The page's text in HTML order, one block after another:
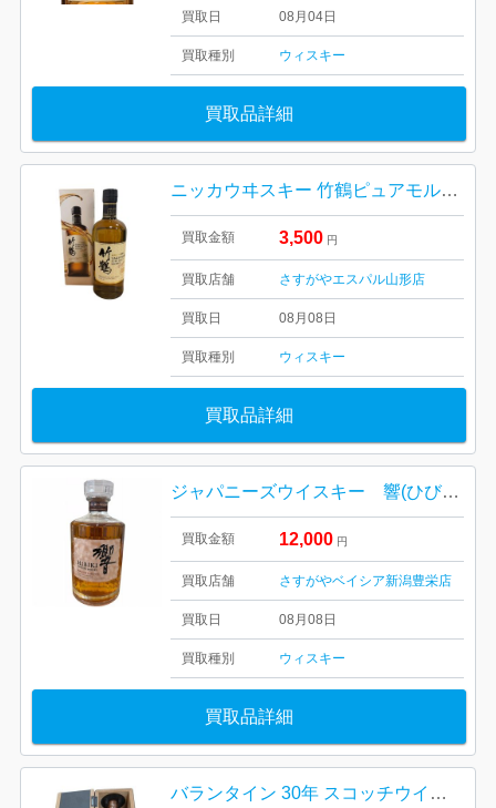
買取日 08月04日
買取種別 ウィスキー
買取品詳細
ニッカウヰスキー 竹鶴ピュアモルト 天童市
買取金額 3,500 円
買取店舗 さすがやエスパル山形店
買取日 08月08日
買取種別 ウィスキー
買取品詳細
ジャパニーズウイスキー 響(ひびき）BLENDER’S CHOICE（ブレンダーズ チョイス）
買取金額 12,000 円
買取店舗 さすがやベイシア新潟豊栄店
買取日 08月08日
買取種別 ウィスキー
買取品詳細
バランタイン 30年 スコッチウイスキー